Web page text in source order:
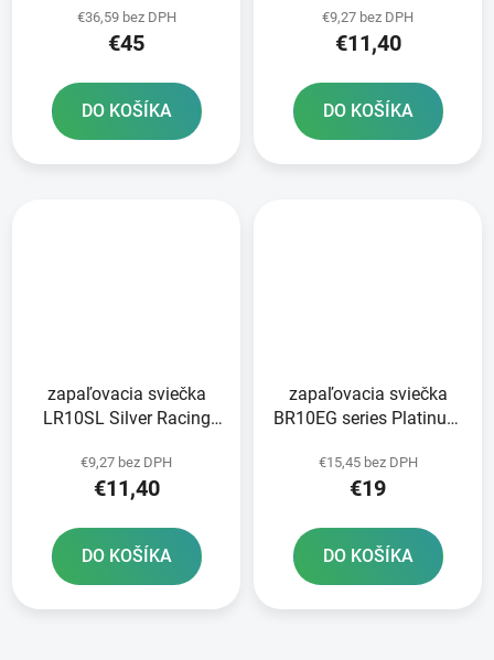
vrátane rozpojovacej
spojky
€36,59 bez DPH
€45
DO KOŠÍKA
republika
€9,27 bez DPH
€11,40
DO KOŠÍKA
zapaľovacia sviečka
LR10SL Silver Racing
republika
€9,27 bez DPH
€11,40
DO KOŠÍKA
zapaľovacia sviečka
BR10EG series Platinum
€15,45 bez DPH
€19
DO KOŠÍKA